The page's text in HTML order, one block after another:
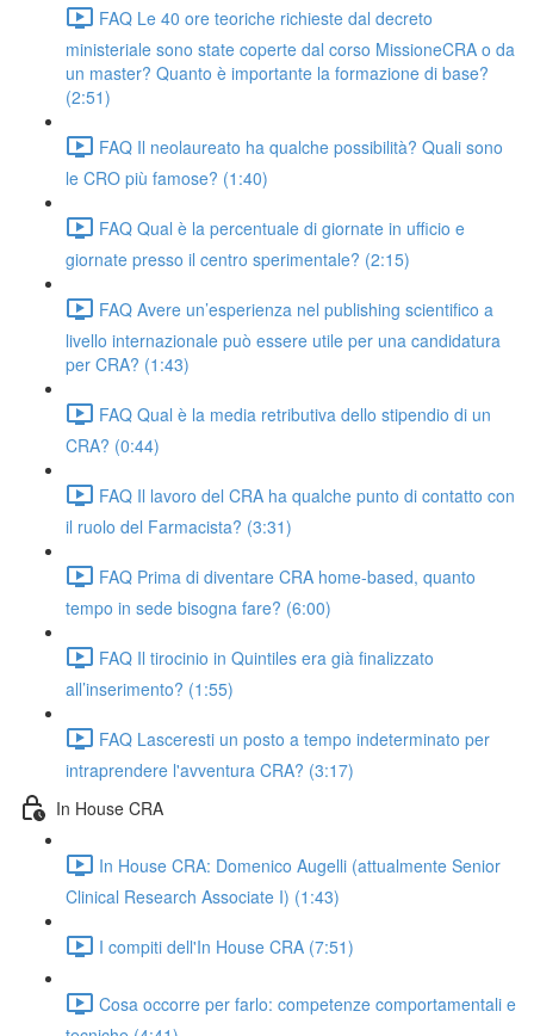
FAQ Le 40 ore teoriche richieste dal decreto
ministeriale sono state coperte dal corso MissioneCRA o da
un master? Quanto è importante la formazione di base?
(2:51)
FAQ Il neolaureato ha qualche possibilità? Quali sono
le CRO più famose? (1:40)
FAQ Qual è la percentuale di giornate in ufficio e
giornate presso il centro sperimentale? (2:15)
FAQ Avere un’esperienza nel publishing scientifico a
livello internazionale può essere utile per una candidatura
per CRA? (1:43)
FAQ Qual è la media retributiva dello stipendio di un
CRA? (0:44)
FAQ Il lavoro del CRA ha qualche punto di contatto con
il ruolo del Farmacista? (3:31)
FAQ Prima di diventare CRA home-based, quanto
tempo in sede bisogna fare? (6:00)
FAQ Il tirocinio in Quintiles era già finalizzato
all’inserimento? (1:55)
FAQ Lasceresti un posto a tempo indeterminato per
intraprendere l'avventura CRA? (3:17)
In House CRA
In House CRA: Domenico Augelli (attualmente Senior
Clinical Research Associate I) (1:43)
I compiti dell'In House CRA (7:51)
Cosa occorre per farlo: competenze comportamentali e